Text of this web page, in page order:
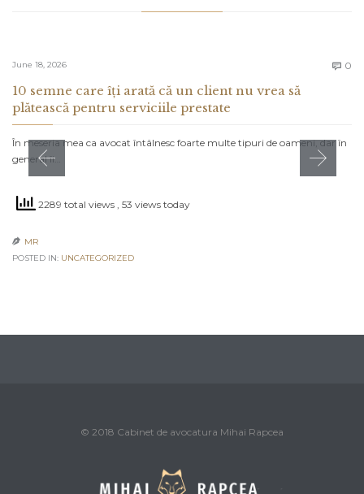
June 18, 2026  0
10 semne care îți arată că un client nu vrea să
plătească pentru serviciile prestate
În meseria mea ca avocat întâlnesc foarte multe tipuri de oameni, dar în
general îi…
2289 total views , 53 views today
 MR
POSTED IN: UNCATEGORIZED
© 2018 Cabinet de avocatura Mihai Rapcea